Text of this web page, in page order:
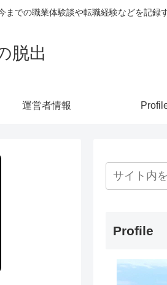
での職業体験談や転職経験などを記録
脱出
運営者情報
Profile